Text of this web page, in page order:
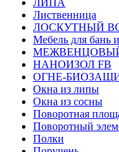
ЛИПА
Лиственница
ЛОСКУТНЫЙ
Мебель для бань
НАНОИЗОЛ FB
ОГНЕ-
Окна из липы
Окна из сосны
Поворотная
Поворотный
Полки